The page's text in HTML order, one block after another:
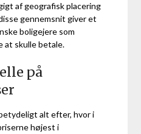
af geografisk placering
gennemsnit giver et
boligejere som
at skulle betale.
på
alt efter, hvor i
højest i